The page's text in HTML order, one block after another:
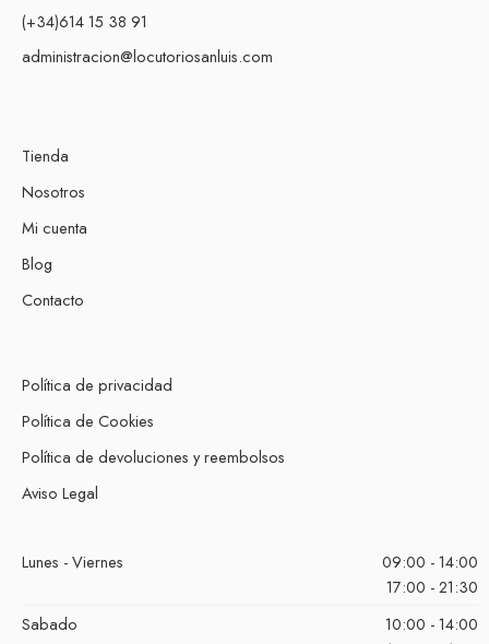
(+34)614 15 38 91
administracion@locutoriosanluis.com
Tienda
Nosotros
Mi cuenta
Blog
Contacto
Política de privacidad
Política de Cookies
Política de devoluciones y reembolsos
Aviso Legal
Lunes - Viernes
09:00 - 14:00
17:00 - 21:30
Sabado
10:00 - 14:00